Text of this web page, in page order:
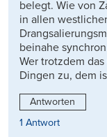
belegt. Wie von
in allen
beinahe
Wer trotzdem
Dingen zu, dem
Antworten
1 Antwort